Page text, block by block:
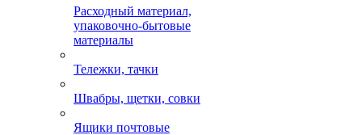
Расходный материал,
упаковочно-бытовые
материалы
Тележки, тачки
Швабры, щетки, совки
Ящики почтовые